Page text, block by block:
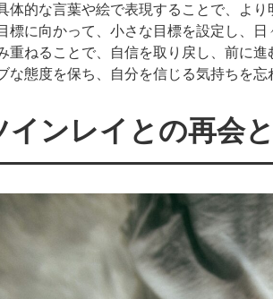
体的な言葉や絵で表現することで、よ
標に向かって、小さな目標を設定し、
重ねることで、自信を取り戻し、前に
な態度を保ち、自分を信じる気持ちを忘
インレイとの再会